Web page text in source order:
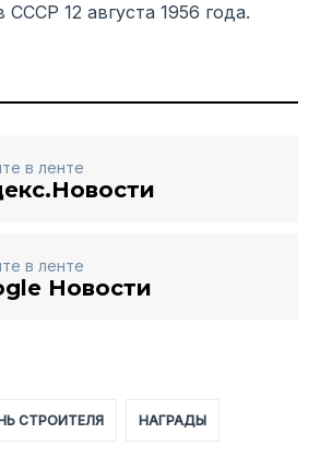
12 августа 1956 года.
в ленте
в ленте
Новости
СТРОИТЕЛЯ НАГРАДЫ